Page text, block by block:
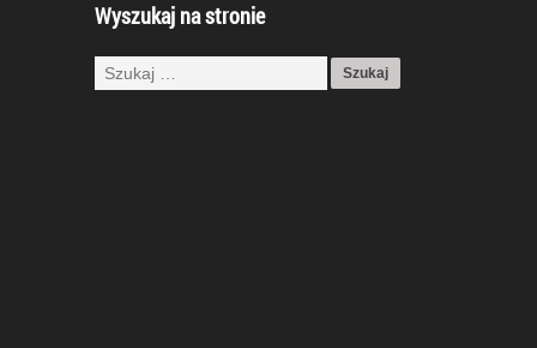
Wyszukaj na stronie